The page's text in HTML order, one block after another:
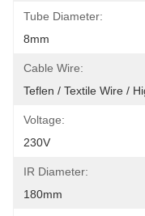
Tube Diameter:
8mm
Cable Wire:
Teflen / Textile Wire /
Voltage:
230V
IR Diameter:
180mm